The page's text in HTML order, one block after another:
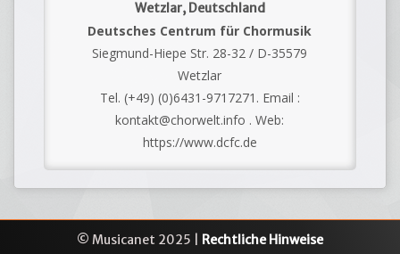
Wetzlar, Deutschland
Deutsches Centrum für Chormusik
Siegmund-Hiepe Str. 28-32 / D-35579
Wetzlar
Tel. (+49) (0)6431-9717271. Email :
kontakt@chorwelt.info . Web:
https://www.dcfc.de
© Musicanet 2025 | Rechtliche Hinweise